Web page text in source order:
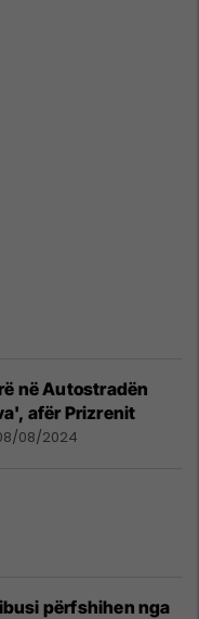
në Autostradën
afër Prizrenit
08/2024
përfshihen nga